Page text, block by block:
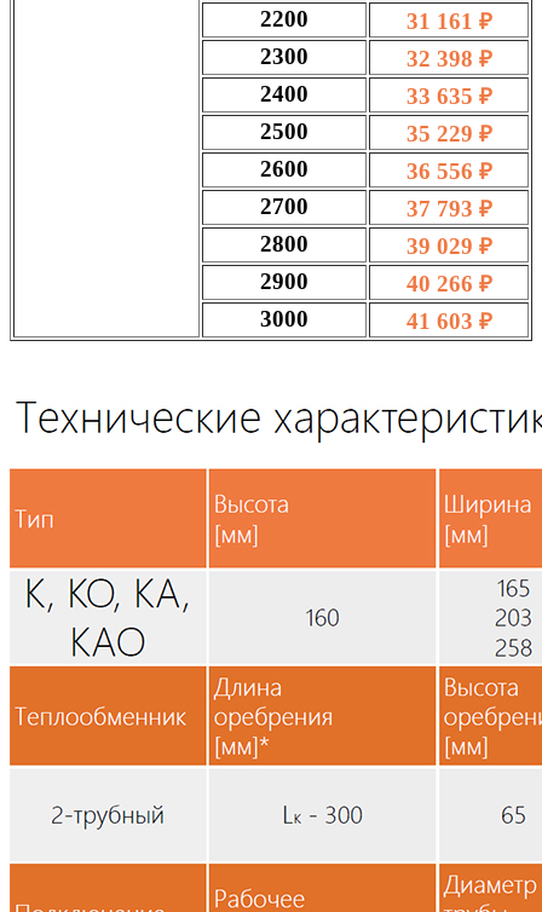
2200
31 161 ₽
2300
32 398 ₽
2400
33 635 ₽
2500
35 229 ₽
2600
36 556 ₽
2700
37 793 ₽
2800
39 029 ₽
2900
40 266 ₽
3000
41 603 ₽